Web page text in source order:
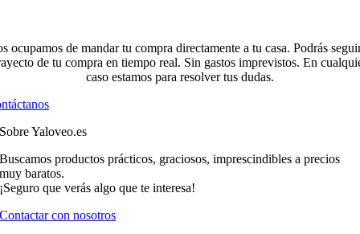
ocupamos de mandar tu compra directamente a tu casa. Podrás
de tu compra en tiempo real. Sin gastos imprevistos. En
caso estamos para resolver tus dudas.
Sobre Yaloveo.es
Buscamos productos prácticos, graciosos, imprescindibles a precios
muy baratos.
¡Seguro que verás algo que te interesa!
Contactar con nosotros